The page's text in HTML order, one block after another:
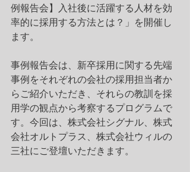
例報告会】入社後に活躍する人材を効
率的に採用する方法とは？」を開催し
ます。
事例報告会は、新卒採用に関する先端
事例をそれぞれの会社の採用担当者か
らご紹介いただき、それらの教訓を採
用学の観点から考察するプログラムで
す。今回は、株式会社シグナル、株式
会社オルトプラス、株式会社ウィルの
三社にご登壇いただきます。